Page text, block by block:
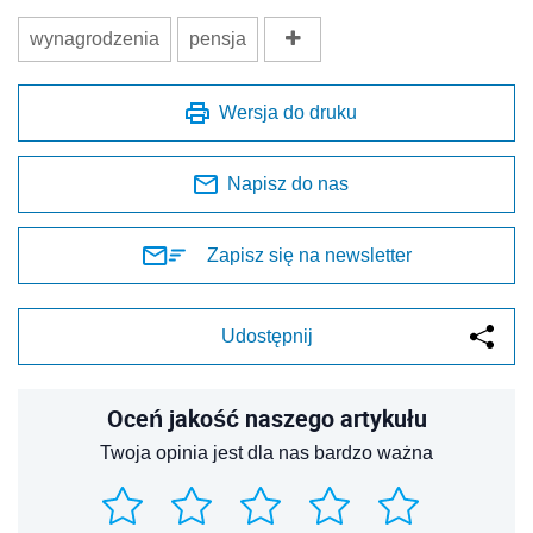
wynagrodzenia pensja
Wersja do druku
Napisz do nas
Zapisz się na newsletter
Udostępnij
Oceń jakość naszego artykułu
Twoja opinia jest dla nas bardzo ważna